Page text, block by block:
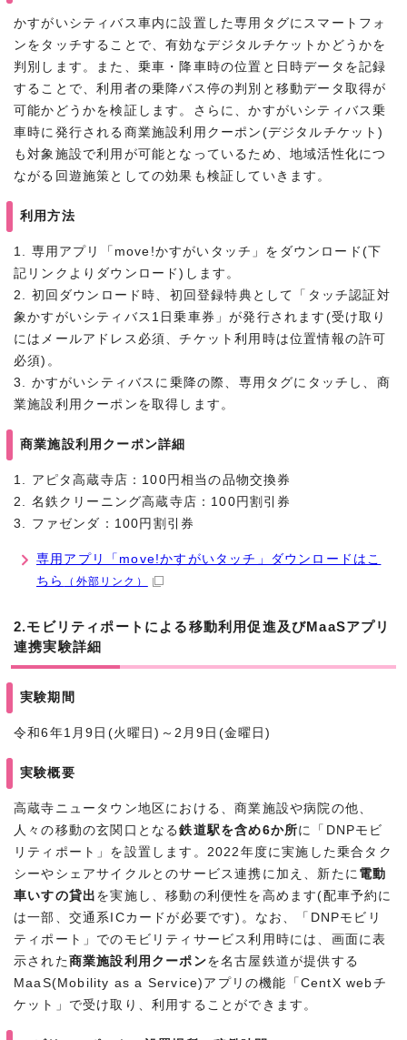
かすがいシティバス車内に設置した専用タグにスマートフォ
ンをタッチすることで、有効なデジタルチケットかどうかを
判別します。また、乗車・降車時の位置と日時データを記録
することで、利用者の乗降バス停の判別と移動データ取得が
可能かどうかを検証します。さらに、かすがいシティバス乗
車時に発行される商業施設利用クーポン(デジタルチケット)
も対象施設で利用が可能となっているため、地域活性化につ
ながる回遊施策としての効果も検証していきます。
利用方法
1. 専用アプリ「move!かすがいタッチ」をダウンロード(下
記リンクよりダウンロード)します。
2. 初回ダウンロード時、初回登録特典として「タッチ認証対
象かすがいシティバス1日乗車券」が発行されます(受け取り
にはメールアドレス必須、チケット利用時は位置情報の許可
必須)。
3. かすがいシティバスに乗降の際、専用タグにタッチし、商
業施設利用クーポンを取得します。
商業施設利用クーポン詳細
1. アピタ高蔵寺店：100円相当の品物交換券
2. 名鉄クリーニング高蔵寺店：100円割引券
3. ファゼンダ：100円割引券
専用アプリ「move!かすがいタッチ」ダウンロードはこ
ちら
（外部リンク）
2.モビリティポートによる移動利用促進及びMaaSアプリ
連携実験詳細
実験期間
令和6年1月9日(火曜日)～2月9日(金曜日)
実験概要
高蔵寺ニュータウン地区における、商業施設や病院の他、
人々の移動の玄関口となる鉄道駅を含め6か所に「DNPモビ
リティポート」を設置します。2022年度に実施した乗合タク
シーやシェアサイクルとのサービス連携に加え、新たに 電動
車いすの貸出 を実施し、移動の利便性を高めます(配車予約に
は一部、交通系ICカードが必要です)。なお、「DNPモビリ
ティポート」でのモビリティサービス利用時には、画面に表
示された商業施設利用クーポンを名古屋鉄道が提供する
MaaS(Mobility as a Service)アプリの機能「CentX webチ
ケット」で受け取り、利用することができます。